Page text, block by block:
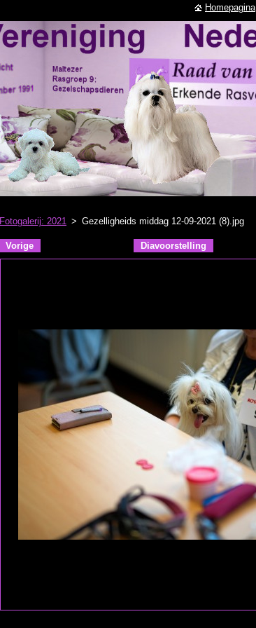
Fotogalerij: 2021 > Gezelligheids middag 12-09-2021 (8).jpg
Vorige Diavoorstelling
Homepagina